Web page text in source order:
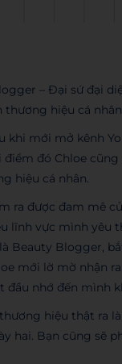
– Đại sứ đại
hiệu cá nhân
khi mới mở kênh
điểm đó Chloe
hiệu cá nhân.
ra được đam mê
lĩnh vực mình yêu
Beauty Blogger,
mới lờ mờ nhận
nhớ đến mình
hiệu thật ra
hai. Bạn cũng sẽ